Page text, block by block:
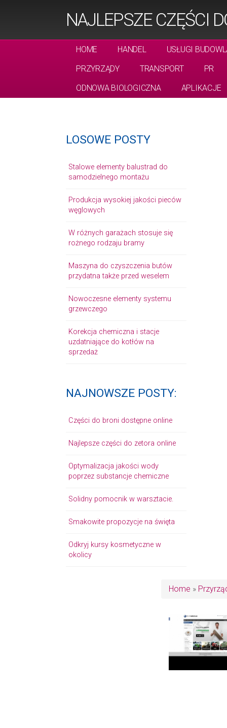
NAJLEPSZE CZĘŚCI
HOME HANDEL
USŁUGI
PRZYRZĄDY
TRANSPORT
PR
ODNOWA BIOLOGICZNA
APLIKACJE
LOSOWE POSTY
Stalowe elementy balustrad do
samodzielnego montażu
Produkcja wysokiej jakości pieców
węglowych
W różnych garażach stosuje się
rożnego rodzaju bramy
Maszyna do czyszczenia butów
przydatna także przed weselem
Nowoczesne elementy systemu
grzewczego
Korekcja chemiczna i stacje
uzdatniające do kotłów na
sprzedaż
NAJNOWSZE POSTY:
Części do broni dostępne online
Najlepsze części do zetora online
Optymalizacja jakości wody
poprzez substancje chemiczne
Solidny pomocnik w warsztacie.
Smakowite propozycje na święta
Odkryj kursy kosmetyczne w
okolicy
Home »